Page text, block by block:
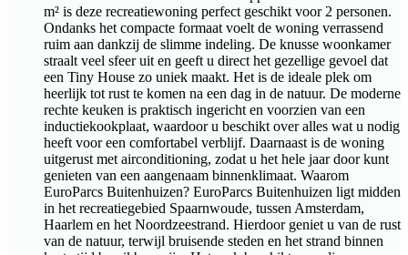
m² is deze recreatiewoning perfect geschikt voor 2 personen.
Ondanks het compacte formaat voelt de woning verrassend
ruim aan dankzij de slimme indeling. De knusse woonkamer
straalt veel sfeer uit en geeft u direct het gezellige gevoel dat
een Tiny House zo uniek maakt. Het is de ideale plek om
heerlijk tot rust te komen na een dag in de natuur. De moderne
rechte keuken is praktisch ingericht en voorzien van een
inductiekookplaat, waardoor u beschikt over alles wat u nodig
heeft voor een comfortabel verblijf. Daarnaast is de woning
uitgerust met airconditioning, zodat u het hele jaar door kunt
genieten van een aangenaam binnenklimaat. Waarom
EuroParcs Buitenhuizen? EuroParcs Buitenhuizen ligt midden
in het recreatiegebied Spaarnwoude, tussen Amsterdam,
Haarlem en het Noordzeestrand. Hierdoor geniet u van de rust
van de natuur, terwijl bruisende steden en het strand binnen